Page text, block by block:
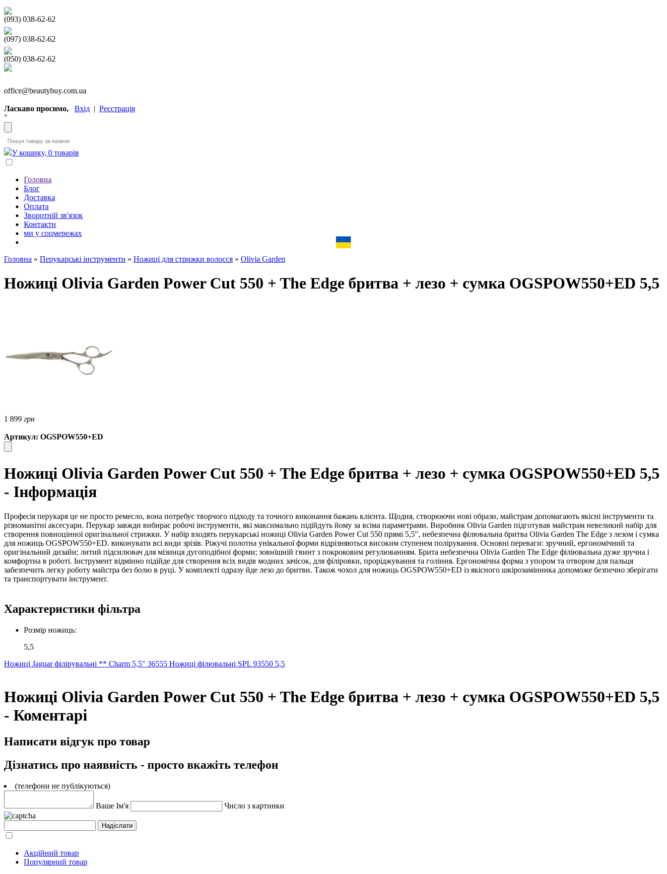
(093) 038-62-62
(097) 038-62-62
(050) 038-62-62
office@beautybuy.com.ua
Ласкаво просимо, Вхід | Реєстрація
"
У кошику, 0 товарів
Головна
Блог
Доставка
Оплата
Зворотній зв'язок
Контакти
ми у соцмережах
Головна » Перукарські інструменти » Ножиці для стрижки волосся » Olivia Garden
Ножиці Olivia Garden Power Cut 550 + The Edge бритва + лезо + сумка OGSPOW550+ED 5,5
1 899 грн
Артикул: OGSPOW550+ED
Ножиці Olivia Garden Power Cut 550 + The Edge бритва + лезо + сумка OGSPOW550+ED 5,5
- Інформація
Професія перукаря це не просто ремесло, вона потребує творчого підходу та точного виконання бажань клієнта. Щодня, створюючи нові образи, майстрам допомагають якісні інструменти та
різноманітні аксесуари. Перукар завжди вибирає робочі інструменти, які максимально підійдуть йому за всіма параметрами. Виробник Olivia Garden підготував майстрам невеликий набір для
створення повноцінної оригінальної стрижки. У набір входять перукарські ножиці Olivia Garden Power Cut 550 прямі 5,5″, небезпечна філювальна бритва Olivia Garden The Edge з лезом і сумка
для ножиць OGSPOW550+ED. виконувати всі види зрізів. Ріжучі полотна унікальної форми відрізняються високим ступенем полірування. Основні переваги: ​​зручний, ергономічний та
оригінальний дизайн; литий підсилювач для мізинця дугоподібної форми; зовнішній гвинт з покроковим регулюванням. Брита небезпечна Olivia Garden The Edge філіювальна дуже зручна і
комфортна в роботі. Інструмент відмінно підійде для створення всіх видів модних зачісок, для філіровки, проріджування та гоління. Ергономічна форма з упором та отвором для пальця
забезпечить легку роботу майстра без болю в руці. У комплекті одразу йде лезо до бритви. Також чохол для ножиць OGSPOW550+ED із якісного шкірозамінника допоможе безпечно зберігати
та транспортувати інструмент.
Характеристики фільтра
Розмір ножиць:
5,5
Ножиці Jaguar філірувальні ** Charm 5,5" 36555 Ножиці філювальні SPL 93550 5,5
Ножиці Olivia Garden Power Cut 550 + The Edge бритва + лезо + сумка OGSPOW550+ED 5,5
- Коментарі
Написати відгук про товар
Дізнатись про наявність - просто вкажіть телефон
(телефони не публікуються)
Ваше Ім'я Число з картинки
Акційний товар
Популярний товар